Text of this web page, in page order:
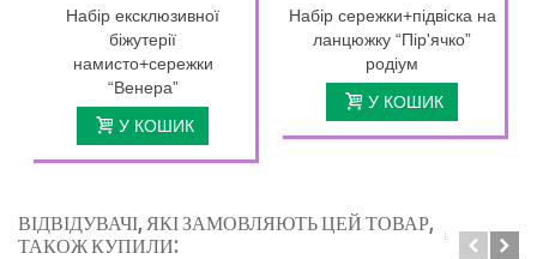
Набір ексклюзивної
біжутерії
намисто+сережки
“Венера”
У КОШИК
Набір сережки+підвіска на
ланцюжку “Пір'ячко”
родіум
У КОШИК
ВІДВІДУВАЧІ, ЯКІ ЗАМОВЛЯЮТЬ ЦЕЙ ТОВАР,
ТАКОЖ КУПИЛИ: